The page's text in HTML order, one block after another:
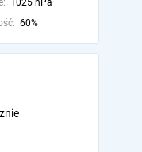
1025 hPa
60%